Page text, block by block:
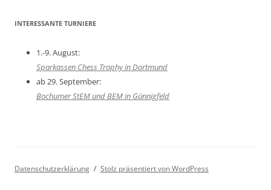
INTERESSANTE TURNIERE
1.-9. August:
Sparkassen Chess Trophy in Dortmund
ab 29. September:
Bochumer StEM und BEM in Günnigfeld
Datenschutzerklärung Stolz präsentiert von WordPress